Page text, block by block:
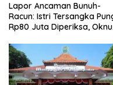
Lapor Ancaman Bunuh-
Racun: Istri Tersangka
Rp80 Juta Diperiksa,
Disdagperin